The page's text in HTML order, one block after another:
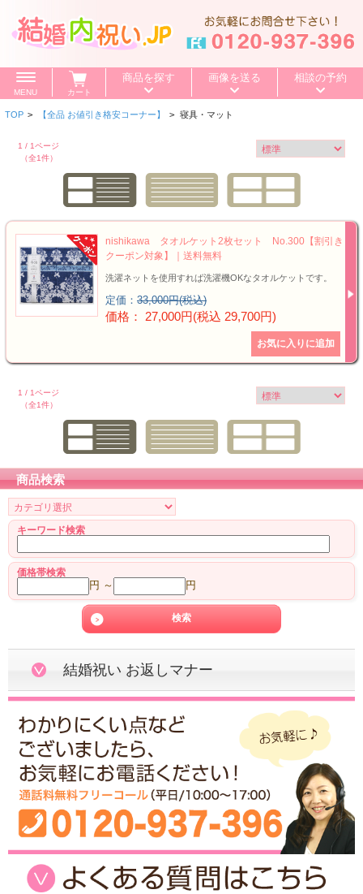
MENU カート
商品を探す
価格で探す ～500円 ～1,000円
～5,000円 ～10,000円 10,001円～
BOXセット
特選ギフト
カタログギフト
送料無料
タオル
食品
画像を送る 相談の予約
TOP > 【全品 お値引き格安コーナー】 > 寝具・マット
1 / 1ページ
（全1件）
nishikawa タオルケット2枚セット No.300【割引き
クーポン対象】｜送料無料
洗濯ネットを使用すれば洗濯機OKなタオルケットです。
定価： 33,000円(税込)
価格： 27,000円(税込 29,700円)
1 / 1ページ
（全1件）
商品検索
キーワード検索
価格帯検索
円 ～ 円
結婚祝い お返しマナー